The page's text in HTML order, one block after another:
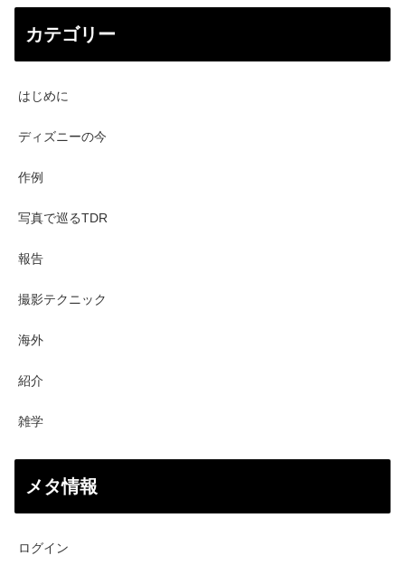
カテゴリー
はじめに
ディズニーの今
作例
写真で巡るTDR
報告
撮影テクニック
海外
紹介
雑学
メタ情報
ログイン